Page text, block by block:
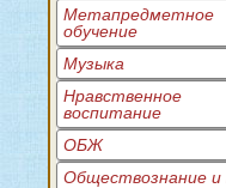
Метапредметное
обучение
Музыка
Нравственное
воспитание
ОБЖ
Обществознание и